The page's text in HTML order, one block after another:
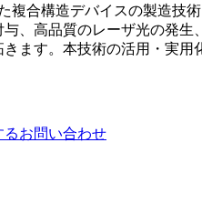
複合構造デバイスの製造技
、高品質のレーザ光の発
ます。本技術の活用・実
るお問い合わせ